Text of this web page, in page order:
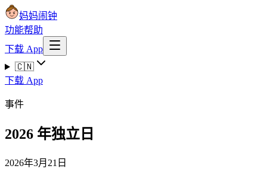
妈妈闹钟
功能帮助
下载 App
🇨🇳
下载 App
事件
2026 年独立日
2026年3月21日